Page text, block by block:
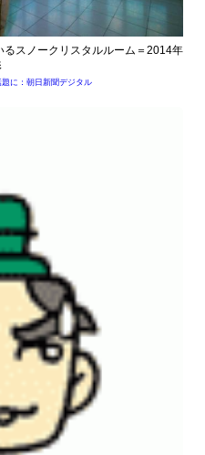
スノークリスタルルーム＝2014年
題に：朝日新聞デジタル